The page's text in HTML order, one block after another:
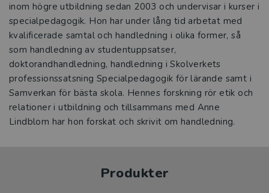
inom högre utbildning sedan 2003 och undervisar i kurser i
specialpedagogik. Hon har under lång tid arbetat med
kvalificerade samtal och handledning i olika former, så
som handledning av studentuppsatser,
doktorandhandledning, handledning i Skolverkets
professionssatsning Specialpedagogik för lärande samt i
Samverkan för bästa skola. Hennes forskning rör etik och
relationer i utbildning och tillsammans med Anne
Lindblom har hon forskat och skrivit om handledning.
Produkter